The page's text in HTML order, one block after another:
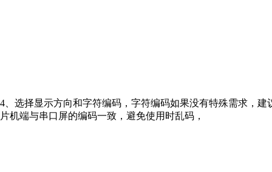
4、选择显示方向和字符编码，字符编码如果没有特殊需求，
片机端与串口屏的编码一致，避免使用时乱码，